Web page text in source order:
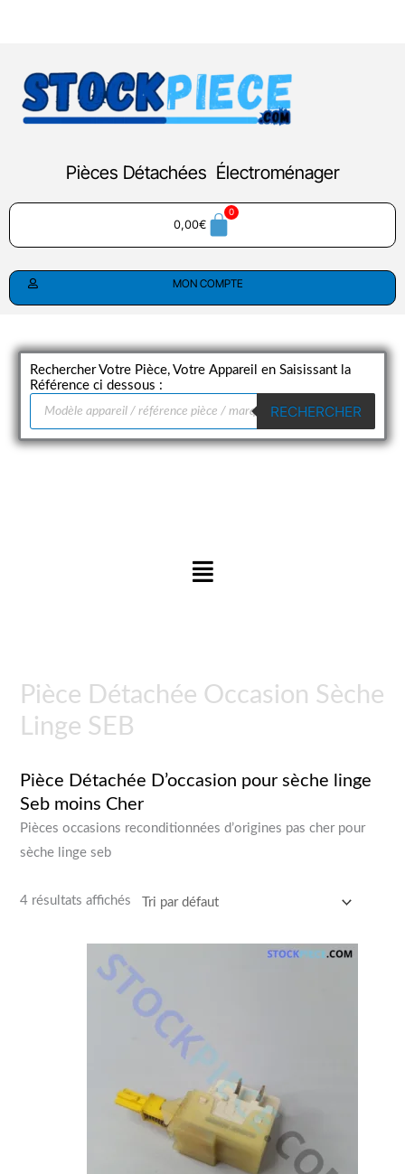
contenu
Pièces Détachées Électroménager
0,00€
MON COMPTE
Rechercher Votre Pièce, Votre Appareil en Saisissant la
Référence ci dessous :
Recherche
produits
RECHERCHER
Menu
Pièce Détachée Occasion Sèche
Linge SEB
Pièce Détachée D’occasion pour sèche linge
Seb moins Cher
Pièces occasions reconditionnées d’origines pas cher pour
sèche linge seb
4 résultats affichés